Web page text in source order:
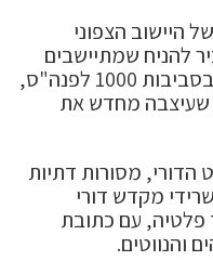
היישוב הצפוני
להניח שמתיישבים
מארגוס שבפלופונס הגיעו לכאן בסביבות 1000 לפנה"ס,
שעיצבה מחדש את
הדורי, מסורות דתיות
שרידי מקדש דורי
ליד פלטיה, עם כתובת
והנווטים.